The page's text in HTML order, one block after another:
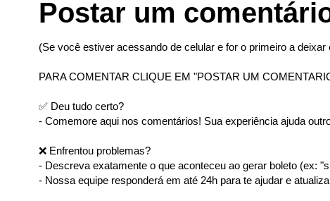
Postar um
(Se você estiver acessando de celular e for o primeiro a
PARA COMENTAR CLIQUE EM "POSTAR UM
✅ Deu tudo certo?
- Comemore aqui nos comentários! Sua experiência ajuda
❌ Enfrentou problemas?
- Descreva exatamente o que aconteceu ao gerar boleto (ex:
- Nossa equipe responderá em até 24h para te ajudar e